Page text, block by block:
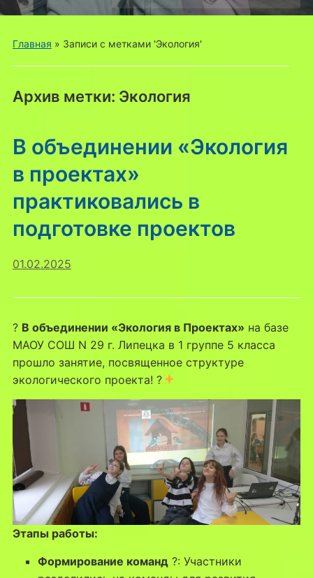
меню
Главная » Записи с метками 'Экология'
Архив метки: Экология
В объединении «Экология
в проектах»
практиковались в
подготовке проектов
01.02.2025
? В объединении «Экология в Проектах» на базе
МАОУ СОШ N 29 г. Липецка в 1 группе 5 класса
прошло занятие, посвященное структуре
экологического проекта! ?
Этапы работы:
Формирование команд?: Участники